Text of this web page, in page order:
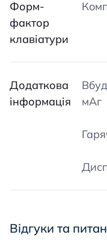
Форм-
фактор
клавіатури
Додаткова
інформація
мАг
Відгуки та